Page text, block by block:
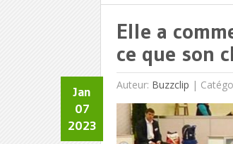
Elle a
ce que son
Auteur: Buzzclip |
Jan
07
2023